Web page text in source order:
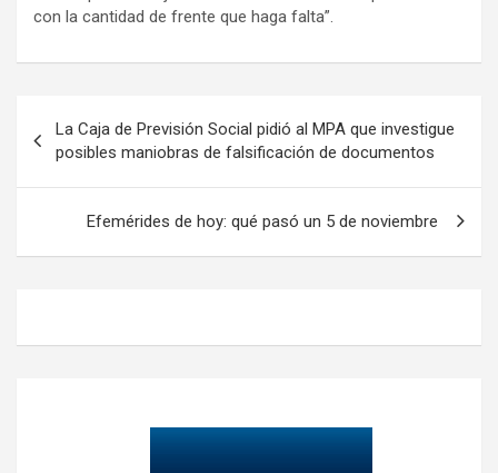
con la cantidad de frente que haga falta”.
de
entradas
La Caja de Previsión Social pidió al MPA que investigue
posibles maniobras de falsificación de documentos
Efemérides de hoy: qué pasó un 5 de noviembre